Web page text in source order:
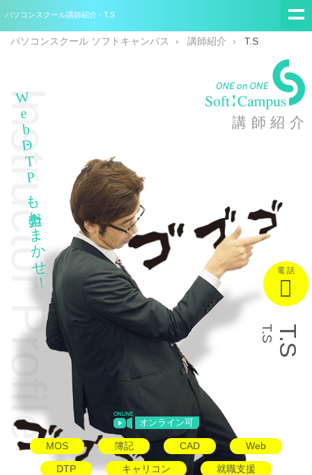
パソコンスクール講師紹介 - T.S
パソコンスクール ソフトキャンパス 講師紹介 T.S
電 話
講師紹介
Instructor Profile
Web・DTPも全力おまかせ！
T.S
T.S
オンライン可
MOS 簿記 CAD Web
DTP キャリコン 就職支援